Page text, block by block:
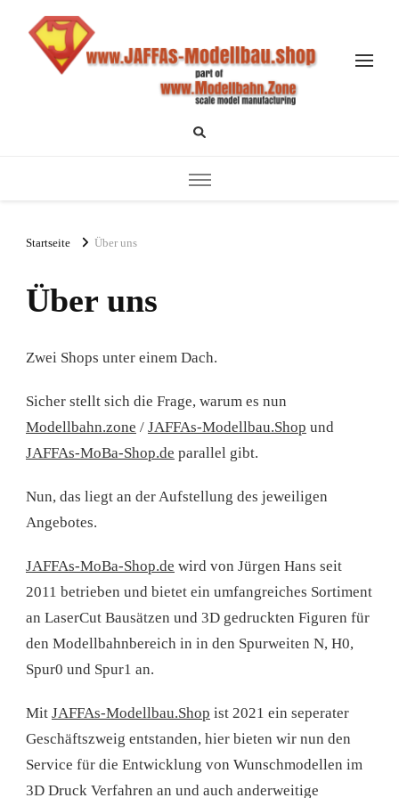
JAFFAs-Modellbau.shop
Startseite Über uns
Über uns
Zwei Shops unter einem Dach.
Sicher stellt sich die Frage, warum es nun
Modellbahn.zone / JAFFAs-Modellbau.Shop und
JAFFAs-MoBa-Shop.de parallel gibt.
Nun, das liegt an der Aufstellung des jeweiligen
Angebotes.
JAFFAs-MoBa-Shop.de wird von Jürgen Hans seit
2011 betrieben und bietet ein umfangreiches Sortiment
an LaserCut Bausätzen und 3D gedruckten Figuren für
den Modellbahnbereich in in den Spurweiten N, H0,
Spur0 und Spur1 an.
Mit JAFFAs-Modellbau.Shop ist 2021 ein seperater
Geschäftszweig entstanden, hier bieten wir nun den
Service für die Entwicklung von Wunschmodellen im
3D Druck Verfahren an und auch anderweitige